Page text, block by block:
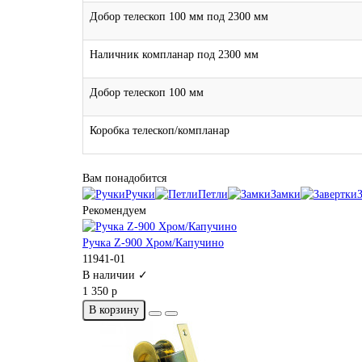
Добор телескоп 100 мм под 2300 мм
Наличник компланар под 2300 мм
Добор телескоп 100 мм
Коробка телескоп/компланар
Вам понадобится
Ручки
Петли Замки
Рекомендуем
Ручка Z-900 Хром/Капучино
11941-01
В наличии ✓
1 350 р
В корзину